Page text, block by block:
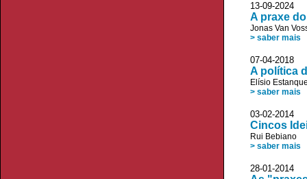
13-09-
A praxe
Jonas Van
> saber mais
07-04-
A política
Elísio
> saber mais
03-02-
Cincos
Rui Bebiano
> saber mais
28-01-